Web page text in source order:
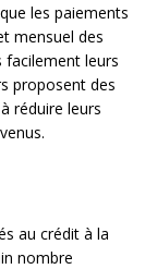
les paiements
mensuel des
facilement leurs
proposent des
réduire leurs
au crédit à la
nombre